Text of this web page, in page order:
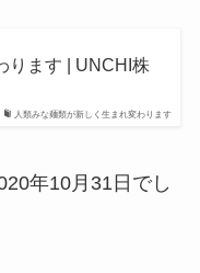
人類みな麺類が新しく生まれ変わります
ります | UNCHI株
年10月31日でし